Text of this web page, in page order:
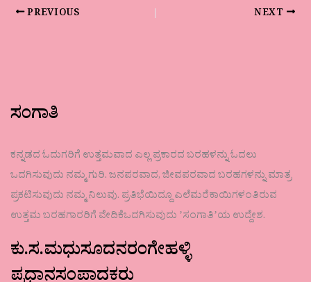
PREVIOUS NEXT
ಸಂಗಾತಿ
ಕನ್ನಡದ ಓದುಗರಿಗೆ ಉತ್ತಮವಾದ ಎಲ್ಲ ಪ್ರಕಾರದ ಬರಹಳನ್ನು ಓದಲು
ಒದಗಿಸುವುದು ನಮ್ಮ ಗುರಿ. ಜನಪರವಾದ, ಜೀವಪರವಾದ ಬರಹಗಳನ್ನು ಮಾತ್ರ
ಪ್ರಕಟಿಸುವುದು ನಮ್ಮ ನಿಲುವು. ಪ್ರತಿಭೆಯಿದ್ದೂ ಎಲೆಮರೆಕಾಯಿಗಳಂತಿರುವ
ಉತ್ತಮ ಬರಹಗಾರರಿಗೆ ವೇದಿಕೆಒದಗಿಸುವುದು ʼಸಂಗಾತಿʼಯ ಉದ್ದೇಶ.
ಕು.ಸ.ಮಧುಸೂದನರಂಗೇಹಳ್ಳಿ